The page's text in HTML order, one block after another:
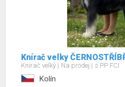
Knírač velky
Knírač velký Na prodej s PP FCI
Kolín